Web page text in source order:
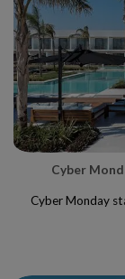
Cyber
Cyber Monday